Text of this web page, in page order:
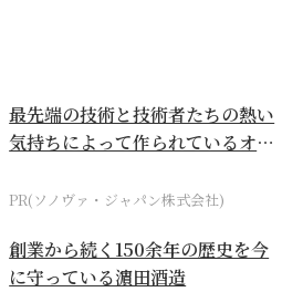
最先端の技術と技術者たちの熱い
気持ちによって作られているオー
PR(ソノヴァ・ジャパン株式会社)
創業から続く150余年の歴史を今
に守っている濵田酒造